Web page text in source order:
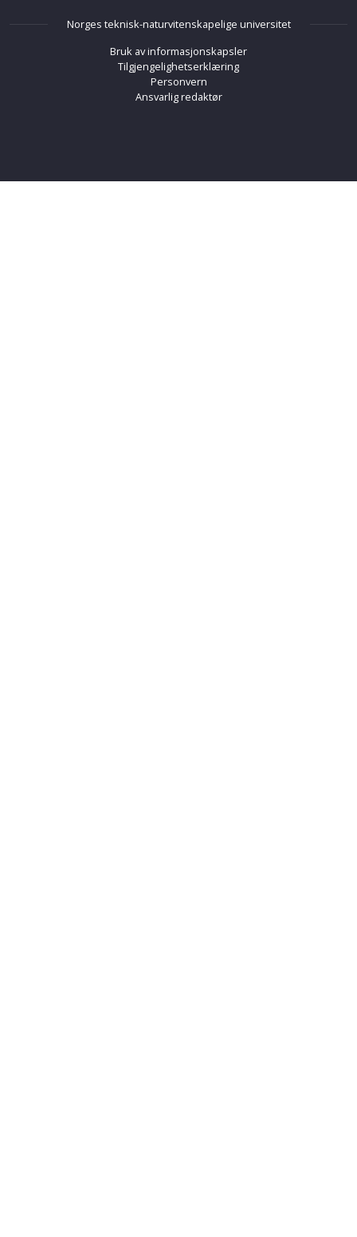
Norges teknisk-naturvitenskapelige universitet
Bruk av informasjonskapsler
Tilgjengelighetserklæring
Personvern
Ansvarlig redaktør